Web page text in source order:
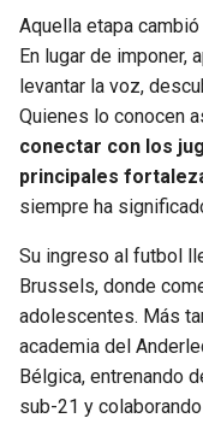
Aquella etapa
En lugar de imponer,
levantar la voz,
Quienes lo conocen
conectar con los
principales
siempre ha
Su ingreso al futbol
Brussels, donde
adolescentes. Más
academia del
Bélgica, entrenando
sub-21 y